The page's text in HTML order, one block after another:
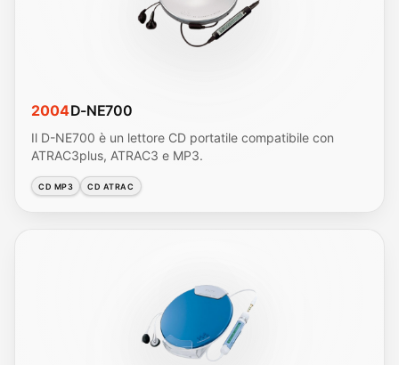
2004D-NE700
Il D-NE700 è un lettore CD portatile compatibile con
ATRAC3plus, ATRAC3 e MP3.
CD MP3 CD ATRAC